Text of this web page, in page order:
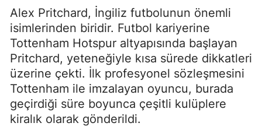
Alex Pritchard, İngiliz futbolunun önemli
isimlerinden biridir. Futbol kariyerine
Tottenham Hotspur altyapısında başlayan
Pritchard, yeteneğiyle kısa sürede dikkatleri
üzerine çekti. İlk profesyonel sözleşmesini
Tottenham ile imzalayan oyuncu, burada
geçirdiği süre boyunca çeşitli kulüplere
kiralık olarak gönderildi.